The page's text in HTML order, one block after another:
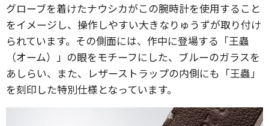
グローブを着けたナウシカがこの腕時計を使用すること
をイメージし、操作しやすい大きなりゅうずが取り付け
られています。その側面には、作中に登場する「王蟲
（オーム）」の眼をモチーフにした、ブルーのガラスを
あしらい、また、レザーストラップの内側にも「王蟲」
を刻印した特別仕様となっています。